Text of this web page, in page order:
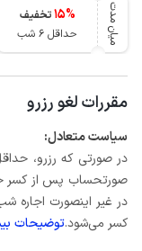
میان مدت 15%
تخفیف
حداقل 6 شب
مقررات لغو رزرو
سیاست متعادل:
کسر می‌شود.توضیحات